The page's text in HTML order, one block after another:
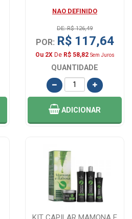
NAO DEFINIDO
DE: R$ 126,49
POR: R$ 117,64
Ou 2XDe R$ 58,82 Sem Juros
QUANTIDADE
ADICIONAR